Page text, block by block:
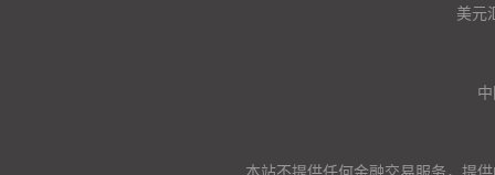
美元
本站不提供任何金融交易服务，提